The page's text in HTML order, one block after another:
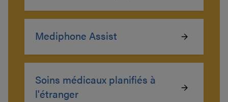
Mediphone Assist
Soins médicaux planifiés à
l'étranger